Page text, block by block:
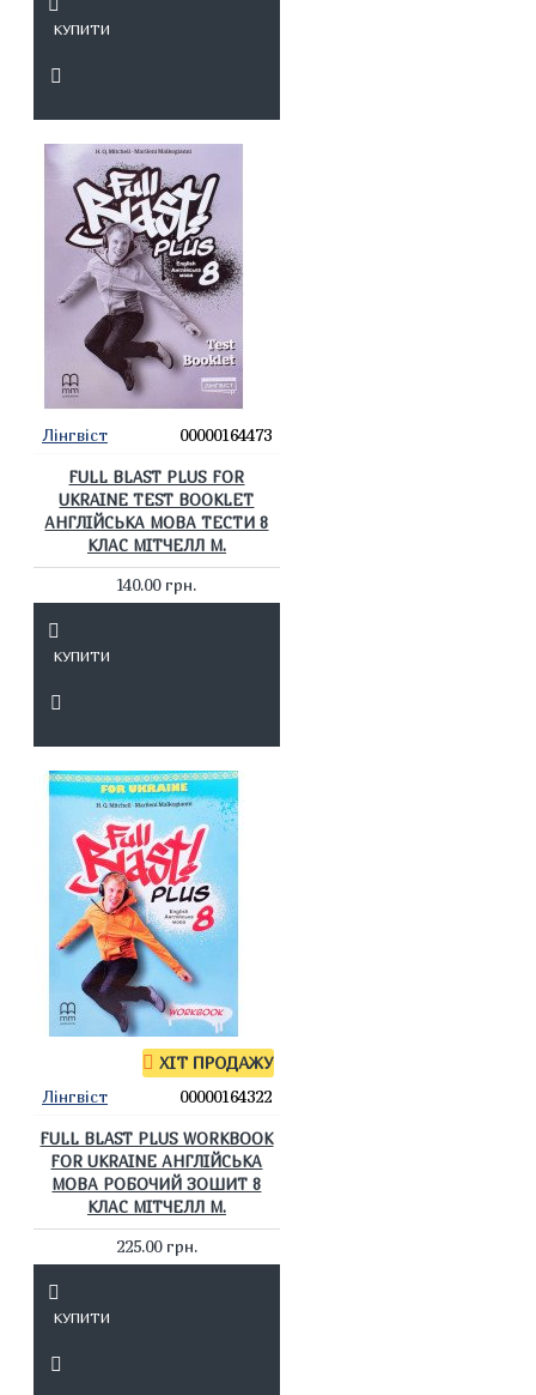
КУПИТИ
Лінгвіст 00000164473
FULL BLAST PLUS FOR
UKRAINE TEST BOOKLET
АНГЛІЙСЬКА МОВА ТЕСТИ 8
КЛАС МІТЧЕЛЛ М.
140.00 грн.
КУПИТИ
ХІТ ПРОДАЖУ
Лінгвіст
00000164322
FULL BLAST PLUS WORKBOOK
FOR UKRAINE АНГЛІЙСЬКА
МОВА РОБОЧИЙ ЗОШИТ 8
КЛАС МІТЧЕЛЛ М.
225.00 грн.
КУПИТИ